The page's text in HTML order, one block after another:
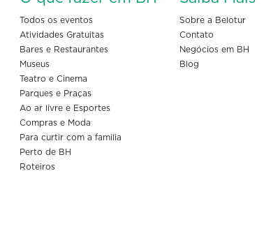
Todos os eventos
Atividades Gratuitas
Bares e Restaurantes
Museus
Teatro e Cinema
Parques e Praças
Ao ar livre e Esportes
Compras e Moda
Para curtir com a familia
Perto de BH
Roteiros
Sobre a Belotur
Contato
Negócios em BH
Blog